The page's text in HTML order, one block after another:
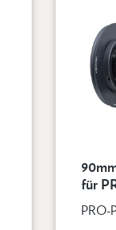
für
made
PRO-